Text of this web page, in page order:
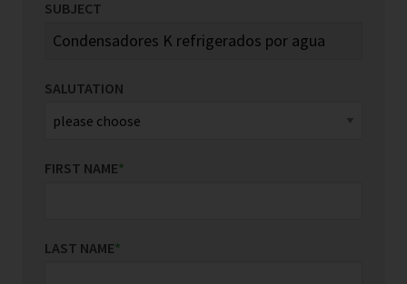
SUBJECT
SALUTATION
FIRST NAME*
LAST NAME*